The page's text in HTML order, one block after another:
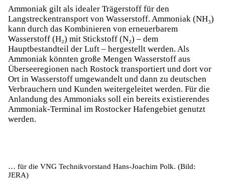
Ammoniak gilt als idealer Trägerstoff für den
Langstreckentransport von Wasserstoff. Ammoniak (NH₃)
kann durch das Kombinieren von erneuerbarem
Wasserstoff (H₂) mit Stickstoff (N₂) – dem
Hauptbestandteil der Luft – hergestellt werden. Als
Ammoniak könnten große Mengen Wasserstoff aus
Überseeregionen nach Rostock transportiert und dort vor
Ort in Wasserstoff umgewandelt und dann zu deutschen
Verbrauchern und Kunden weitergeleitet werden. Für die
Anlandung des Ammoniaks soll ein bereits existierendes
Ammoniak-Terminal im Rostocker Hafengebiet genutzt
werden.
… für die VNG Technikvorstand Hans-Joachim Polk. (Bild:
JERA)